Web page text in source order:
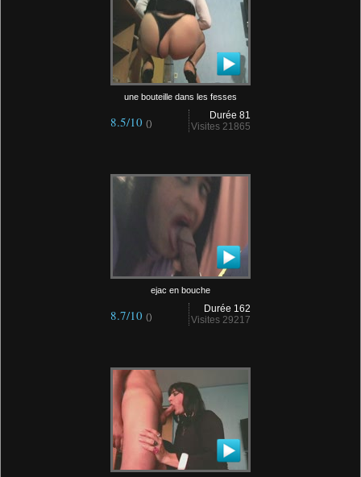
une bouteille dans les fesses
Durée 81
Visites 21865
8.5/10 ()
ejac en bouche
Durée 162
Visites 29217
8.7/10 ()